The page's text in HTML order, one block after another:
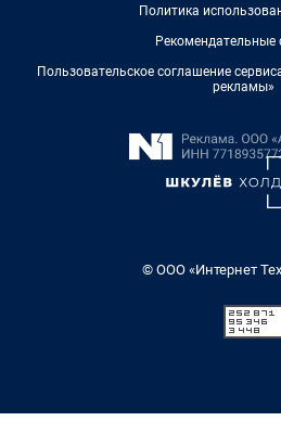
Политика
Рекомендательные
Пользовательское соглашение
рекламы»
© ООО «Интернет